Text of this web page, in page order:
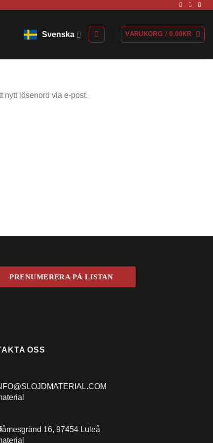
Svenska VARUKORG /0.00KR
nytt lösenord via e-post.
OSS
16, 97454 Luleå